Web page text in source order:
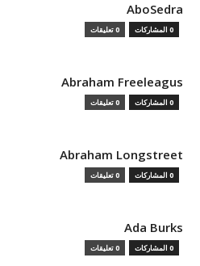
AboSedra
0 المشاركات 0 تعليقات
Abraham Freeleagus
0 المشاركات 0 تعليقات
Abraham Longstreet
0 المشاركات 0 تعليقات
Ada Burks
0 المشاركات 0 تعليقات